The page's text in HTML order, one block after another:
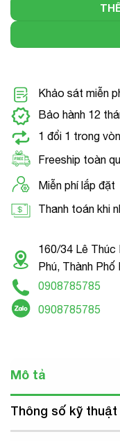
Khảo sát miễn
Bảo hành 12
1 đổi 1 trong
Freeship toàn
Miễn phí lắp đặt
Thanh toán khi
160/34 Lê Thúc
Phú, Thành
0908785785
0908785785
Mô tả
Thông số kỹ thuật